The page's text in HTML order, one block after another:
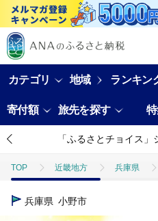
カテゴリ 地域 ランキン
寄付額 旅先を探す
「ふるさとチョイス
TOP 近畿地方 兵庫県
TOP
兵庫県 小野市